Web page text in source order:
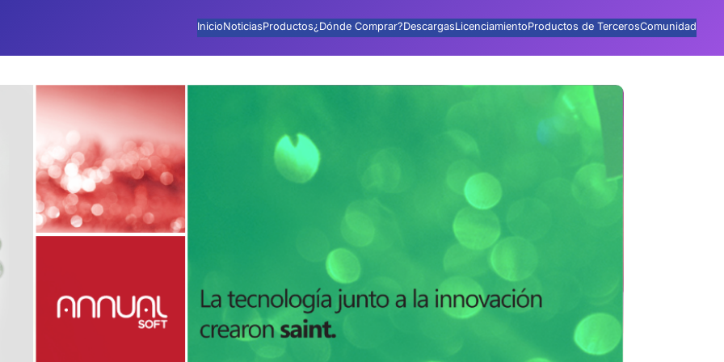
InicioNoticiasProductos¿Dónde Comprar?DescargasLicenciamientoProductos de TercerosComunidad